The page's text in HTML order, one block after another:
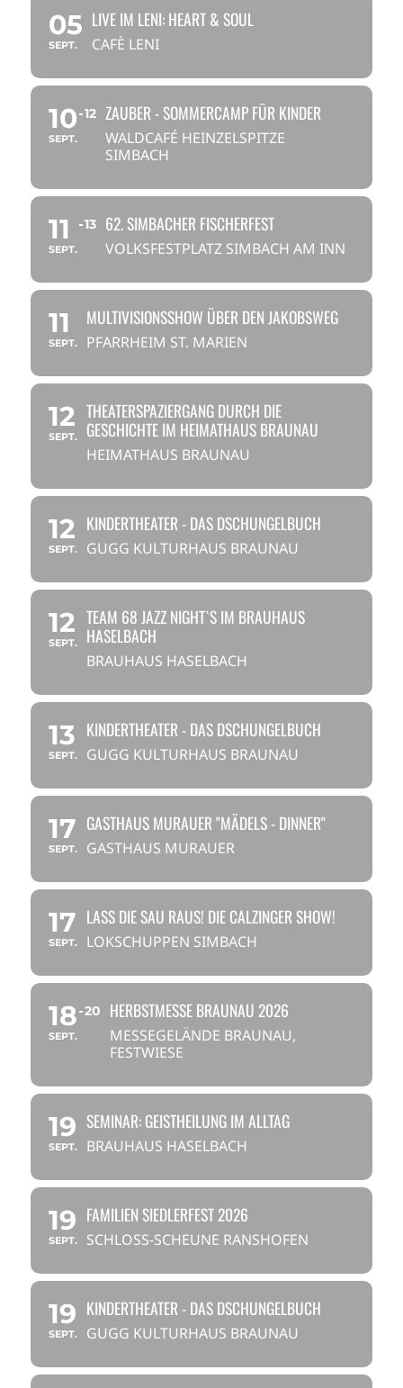
05
SEPT.
LIVE IM LENI: HEART & SOUL
CAFÈ LENI
10
SEPT.
12 ZAUBER - SOMMERCAMP FÜR KINDER
WALDCAFÉ HEINZELSPITZE
SIMBACH
11
SEPT.
13 62. SIMBACHER FISCHERFEST
VOLKSFESTPLATZ SIMBACH AM INN
11
SEPT.
MULTIVISIONSSHOW ÜBER DEN JAKOBSWEG
PFARRHEIM ST. MARIEN
12
SEPT.
THEATERSPAZIERGANG DURCH DIE
GESCHICHTE IM HEIMATHAUS BRAUNAU
HEIMATHAUS BRAUNAU
12
SEPT.
KINDERTHEATER - DAS DSCHUNGELBUCH
GUGG KULTURHAUS BRAUNAU
12
SEPT.
TEAM 68 JAZZ NIGHT`S IM BRAUHAUS
HASELBACH
BRAUHAUS HASELBACH
13
SEPT.
KINDERTHEATER - DAS DSCHUNGELBUCH
GUGG KULTURHAUS BRAUNAU
17
SEPT.
GASTHAUS MURAUER "MÄDELS - DINNER"
GASTHAUS MURAUER
17
SEPT.
LASS DIE SAU RAUS! DIE CALZINGER SHOW!
LOKSCHUPPEN SIMBACH
18
SEPT.
20 HERBSTMESSE BRAUNAU 2026
MESSEGELÄNDE BRAUNAU,
FESTWIESE
19
SEPT.
SEMINAR: GEISTHEILUNG IM ALLTAG
BRAUHAUS HASELBACH
19
SEPT.
FAMILIEN SIEDLERFEST 2026
SCHLOSS-SCHEUNE RANSHOFEN
19
SEPT.
KINDERTHEATER - DAS DSCHUNGELBUCH
GUGG KULTURHAUS BRAUNAU